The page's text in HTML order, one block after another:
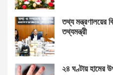
তথ্য মন্ত্রণালয়ের
তথ্যমন্ত্রী
২৪ ঘণ্টায় হামের